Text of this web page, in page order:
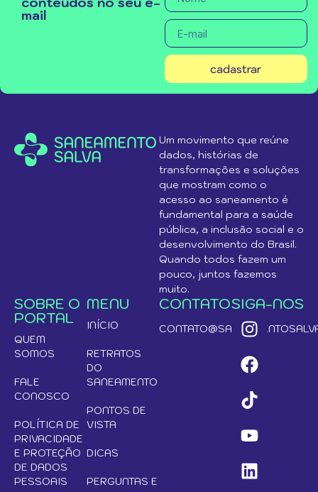
mail
cadastrar
Um movimento que reúne
dados, histórias de
transformações e soluções
que mostram como o
acesso ao saneamento é
fundamental para a saúde
pública, a inclusão social e o
desenvolvimento do Brasil.
Quando todos fazem um
pouco, juntos fazemos
muito.
SOBRE O
PORTAL
QUEM
SOMOS
FALE
CONOSCO
POLÍTICA DE
PRIVACIDADE
E PROTEÇÃO
DE DADOS
PESSOAIS
MENU
INÍCIO
RETRATOS
DO
SANEAMENTO
PONTOS DE
VISTA
DICAS
PERGUNTAS E
CONTATOSIGA-NOS